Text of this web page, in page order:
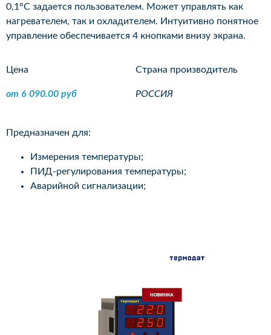
0,1°С задается пользователем. Может управлять как
нагревателем, так и охладителем. Интуитивно понятное
управление обеспечивается 4 кнопками внизу экрана.
Цена
от 6 090.00 руб
Страна производитель
РОССИЯ
Предназначен для:
Измерения температуры;
ПИД-регулирования температуры;
Аварийной сигнализации;